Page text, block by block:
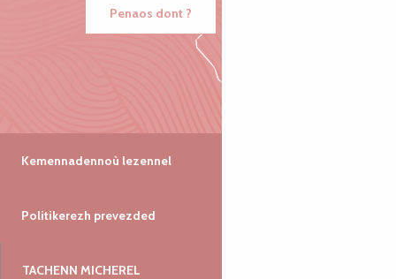
Penaos dont ?
Kemennadennoù lezennel
Politikerezh prevezded
TACHENN MICHEREL